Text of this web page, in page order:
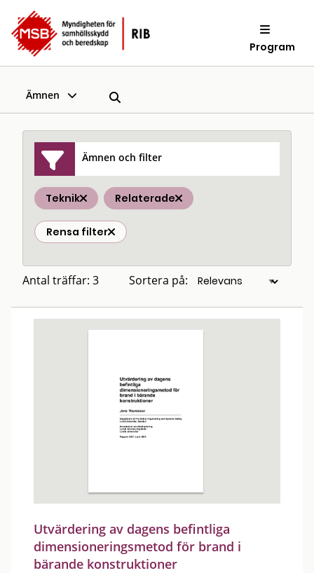
Program
Ämnen
Ämnen och filter
Teknik Relaterade
Rensa filter
Antal träffar: 3 Sortera på:
Utvärdering av dagens befintliga
dimensioneringsmetod för brand i
bärande konstruktioner